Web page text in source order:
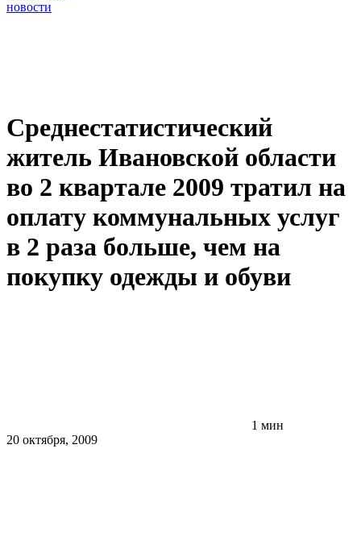
новости
Среднестатистический
житель Ивановской области
во 2 квартале 2009 тратил на
оплату коммунальных услуг
в 2 раза больше, чем на
покупку одежды и обуви
1 мин
20 октября, 2009